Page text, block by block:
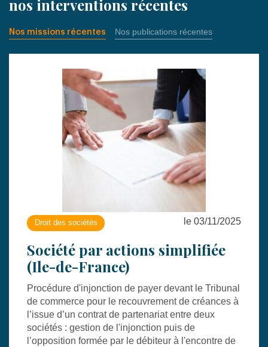
nos interventions récentes
Nos missions récentes Nos publications récentes
Droit des sociétés le 03/11/2025
Société par actions simplifiée
(Ile-de-France)
Procédure d'injonction de payer devant le Tribunal
de commerce pour le recouvrement de créances à
l’issue d’un contrat de partenariat entre deux
sociétés : gestion de l'injonction puis de
l’opposition formée par le débiteur à l'encontre de